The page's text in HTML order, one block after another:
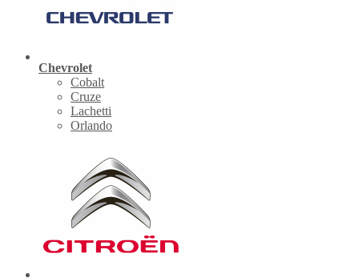
Chevrolet
Cobalt
Cruze
Lachetti
Orlando